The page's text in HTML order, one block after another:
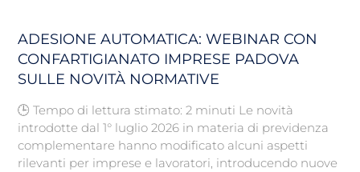
ADESIONE AUTOMATICA: WEBINAR CON
CONFARTIGIANATO IMPRESE PADOVA
SULLE NOVITÀ NORMATIVE
🕒 Tempo di lettura stimato: 2 minuti Le novità
introdotte dal 1° luglio 2026 in materia di previdenza
complementare hanno modificato alcuni aspetti
rilevanti per imprese e lavoratori, introducendo nuove